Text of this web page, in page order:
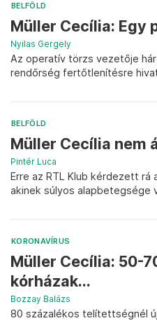
BELFÖLD
Müller Cecília: Egy
Nyilas Gergely
Az operatív törzs vezetője
rendőrség fertőtlenítésre
BELFÖLD
Müller Cecília nem
Pintér Luca
Erre az RTL Klub kérdezett
akinek súlyos alapbetegsége
KORONAVÍRUS
Müller Cecília: 50-
kórházak...
Bozzay Balázs
80 százalékos telítettségnél